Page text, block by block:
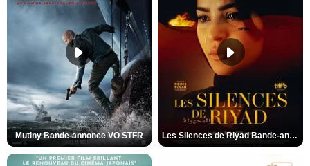
Mutiny Bande-annonce VO STFR Les Silences de Riyad Bande-annonce VO STFR